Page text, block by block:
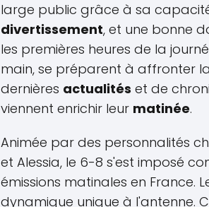
large public grâce à sa
divertissement, et une bonne
les premières heures de la
main, se préparent à affronter
dernières actualités et de
viennent enrichir leur matinée.
Animée par des personnalités
et Alessia, le 6-8 s'est imposé
émissions matinales en France.
dynamique unique à l'antenne.